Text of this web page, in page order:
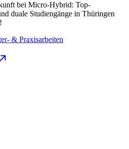
bei Micro-Hybrid: Top-
duale Studiengänge in Thüringen
& Praxisarbeiten